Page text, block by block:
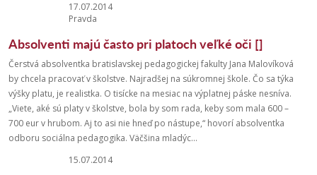
17.07.2014
Pravda
Absolventi majú často pri platoch veľké oči []
Čerstvá absolventka bratislavskej pedagogickej fakulty Jana Malovíková
by chcela pracovať v školstve. Najradšej na súkromnej škole. Čo sa týka
výšky platu, je realistka. O tisícke na mesiac na výplatnej páske nesníva.
„Viete, aké sú platy v školstve, bola by som rada, keby som mala 600 –
700 eur v hrubom. Aj to asi nie hneď po nástupe,“ hovorí absolventka
odboru sociálna pedagogika. Väčšina mladýc...
15.07.2014